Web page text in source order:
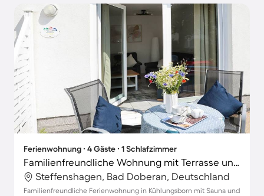
Ferienwohnung ∙ 4 Gäste ∙ 1 Schlafzimmer
Familienfreundliche Wohnung mit Terrasse und Sauna
Steffenshagen, Bad Doberan, Deutschland
Familienfreundliche Ferienwohnung in Kühlungsborn mit Sauna und